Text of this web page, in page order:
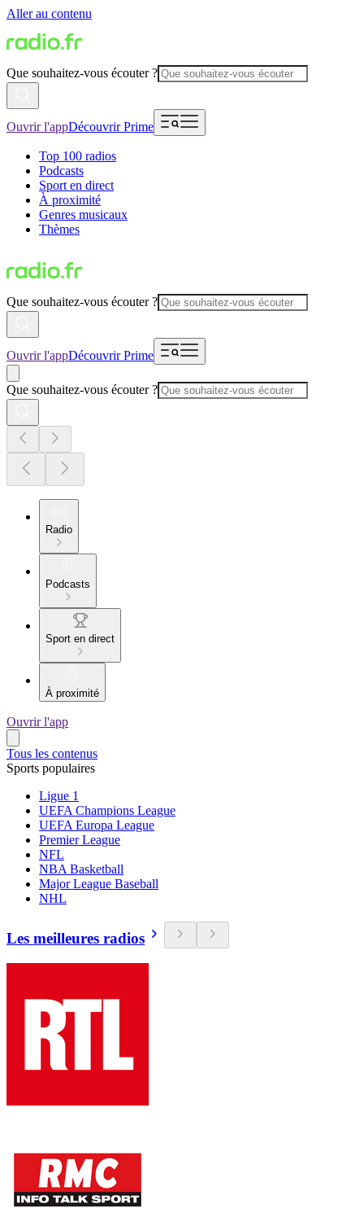
Aller au contenu
Que souhaitez-vous écouter ?
Ouvrir l'appDécouvrir Prime
Top 100 radios
Podcasts
Sport en direct
À proximité
Genres musicaux
Thèmes
Que souhaitez-vous écouter ?
Ouvrir l'appDécouvrir Prime
Que souhaitez-vous écouter ?
Radio
Podcasts
Sport en direct
À proximité
Ouvrir l'app
Tous les contenus
Sports populaires
Ligue 1
UEFA Champions League
UEFA Europa League
Premier League
NFL
NBA Basketball
Major League Baseball
NHL
Les meilleures radios